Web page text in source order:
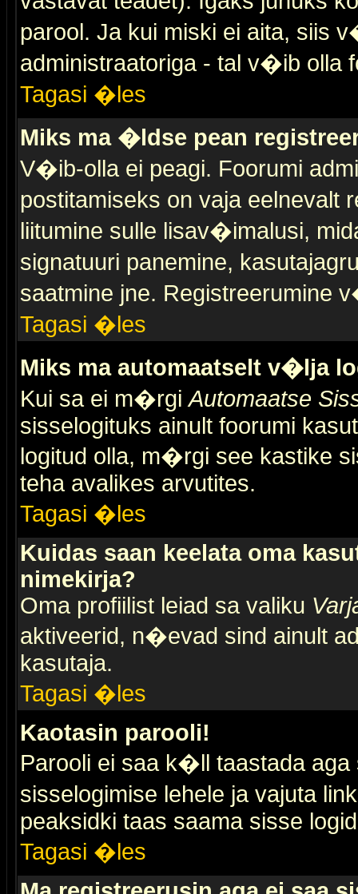
parool. Ja kui miski ei aita, siis
administraatoriga - tal v�ib olla
Tagasi �les
Miks ma �ldse pean
V�ib-olla ei peagi. Foorumi
postitamiseks on vaja eelnevalt
liitumine sulle lisav�imalusi,
signatuuri panemine,
saatmine jne. Registreerumine
Tagasi �les
Miks ma automaatselt v�lja
Kui sa ei m�rgiAutomaatse
sisselogituks ainult foorumi
logitud olla, m�rgi see kastike
teha avalikes arvutites.
Tagasi �les
Kuidas saan keelata oma
nimekirja?
Oma profiilist leiad sa valiku
aktiveerid, n�evad sind ainult
kasutaja.
Tagasi �les
Kaotasin parooli!
Parooli ei saa k�ll taastada aga
sisselogimise lehele ja vajuta
peaksidki taas saama sisse
Tagasi �les